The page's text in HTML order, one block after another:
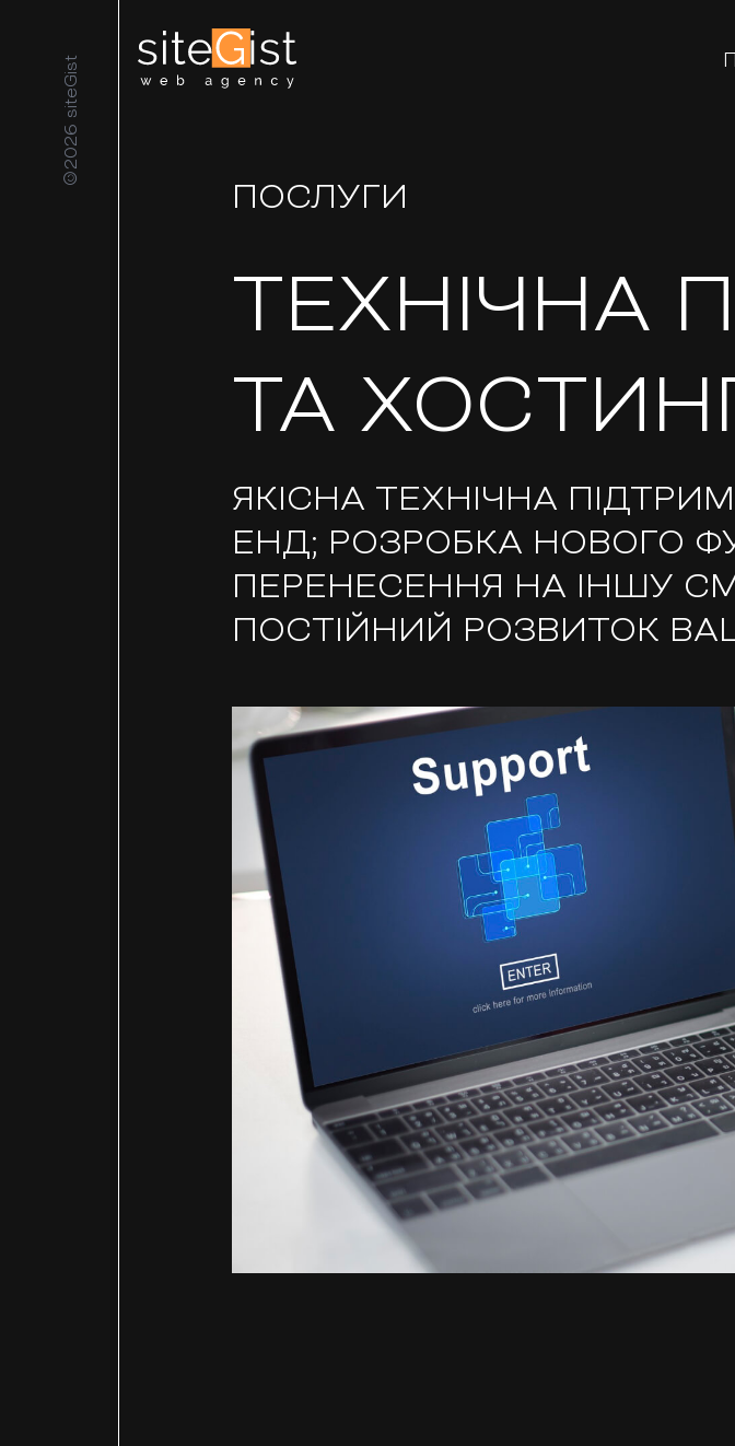
©2026 siteGist
ПОСЛУГИ
ТЕХНІЧНА
ТА
ЯКІСНА ТЕХНІЧНА
ЕНД; РОЗРОБКА НОВОГО
ПЕРЕНЕСЕННЯ НА ІНШУ
ПОСТІЙНИЙ РОЗВИТОК